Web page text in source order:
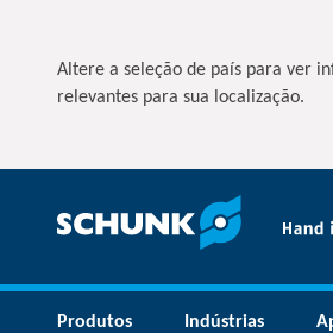
Altere a seleção de país para ver
relevantes para sua localização.
Produtos Indústrias